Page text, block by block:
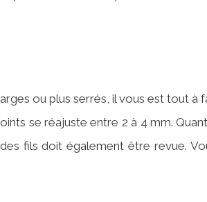
ou plus serrés, il vous est tout à
se réajuste entre 2 à 4 mm.
fils doit également être revue.